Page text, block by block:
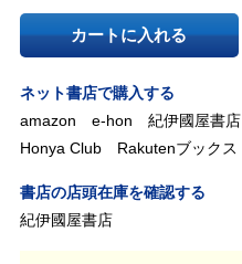
カートに入れる
ネット書店で購入する
amazon
e-hon 紀伊國屋書店
Honya Club
Rakutenブックス
書店の店頭在庫を確認する
紀伊國屋書店